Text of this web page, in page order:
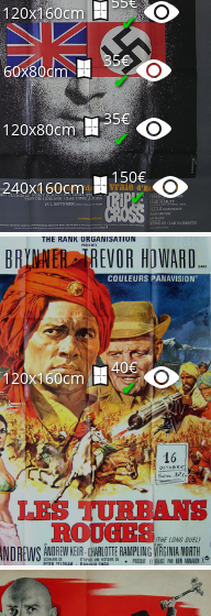
120x160cm ✔
60x80cm
35€
✔
120x80cm
35€
✔
240x160cm
150€
✔
120x160cm
40€
✔